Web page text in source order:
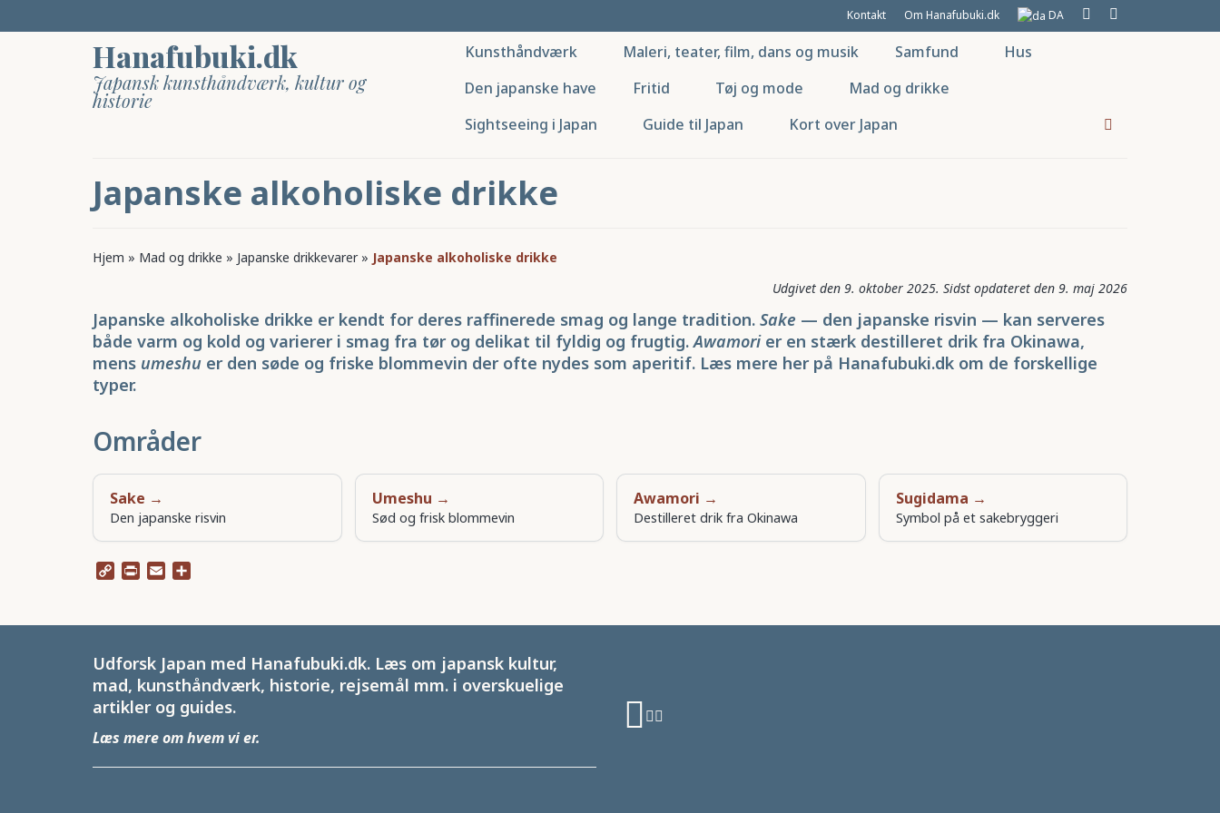
Kontakt Om Hanafubuki.dk DA
Hanafubuki.dk
Japansk kunsthåndværk, kultur og
historie
Kunsthåndværk Maleri, teater, film, dans og musik Samfund
Hus
Den japanske have
Fritid Tøj og mode
Mad og drikke
Sightseeing i Japan
Guide til Japan Kort over Japan
Japanske alkoholiske drikke
Hjem » Mad og drikke » Japanske drikkevarer» Japanske alkoholiske drikke
9. oktober 2025
9. maj 2026
Japanske alkoholiske drikke er kendt for deres raffinerede smag og lange tradition. Sake — den japanske risvin — kan serveres
både varm og kold og varierer i smag fra tør og delikat til fyldig og frugtig.Awamorier en stærk destilleret drik fra Okinawa,
mens umeshu er den søde og friske blommevin der ofte nydes som aperitif. Læs mere her på Hanafubuki.dk om de forskellige
typer.
Områder
Sake →
Den japanske risvin
Umeshu →
Sød og frisk blommevin
Awamori →
Destilleret drik fra Okinawa
Sugidama →
Symbol på et sakebryggeri
CopyPrintEmail
Udforsk Japan med Hanafubuki.dk. Læs om japansk kultur,
mad, kunsthåndværk, historie, rejsemål mm. i overskuelige
artikler og guides.
Læs mere om hvem vi er.